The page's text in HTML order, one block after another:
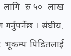
लागि रु. ५० लाख
गर्नुपर्नेछ । संघीय,
भूकम्प पिडितलाई